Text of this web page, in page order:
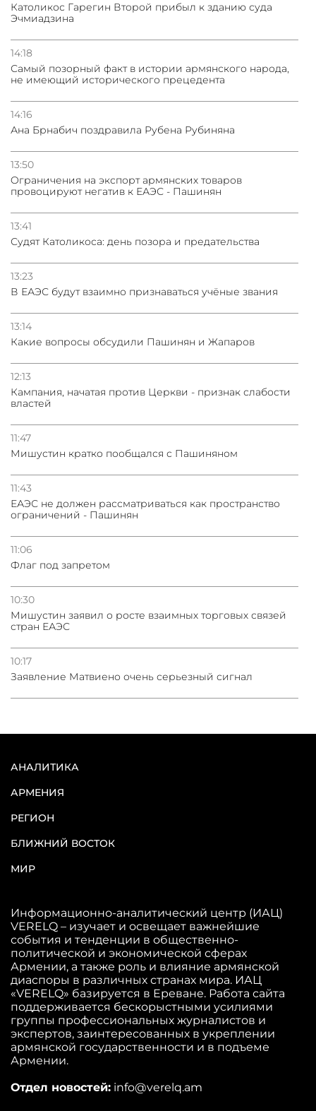
Католикос Гарегин Второй прибыл к зданию суда
Эчмиадзина
14:18
Самый позорный факт в истории армянского народа,
не имеющий исторического прецедента
14:16
Ана Брнабич поздравила Рубена Рубиняна
13:50
Oграничения на экспорт армянских товаров
провоцируют негатив к ЕАЭС - Пашинян
13:41
Судят Католикоса: день позора и предательства
13:23
В ЕАЭС будут взаимно признаваться учёные звания
13:14
Какие вопросы обсудили Пашинян и Жапаров
12:13
Кампания, начатая против Церкви - признак слабости
властей
11:47
Мишустин кратко пообщался с Пашиняном
11:43
ЕАЭС не должен рассматриваться как пространство
ограничений - Пашинян
11:06
Флаг под запретом
10:30
Мишустин заявил о росте взаимных торговых связей
стран ЕАЭС
10:17
Заявление Матвиено очень серьезный сигнал
АНАЛИТИКА
АРМЕНИЯ
РЕГИОН
БЛИЖНИЙ ВОСТОК
МИР
Информационно-аналитический центр (ИАЦ)
VERELQ – изучает и освещает важнейшие
события и тенденции в общественно-
политической и экономической сферах
Армении, а также роль и влияние армянской
диаспоры в различных странах мира. ИАЦ
«VERELQ» базируется в Ереване. Работа сайта
поддерживается бескорыстными усилиями
группы профессиональных журналистов и
экспертов, заинтересованных в укреплении
армянской государственности и в подъеме
Армении.
Отдел новостей: info@verelq.am